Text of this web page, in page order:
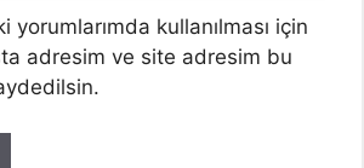
yorumlarımda kullanılması için
adresim ve site adresim bu